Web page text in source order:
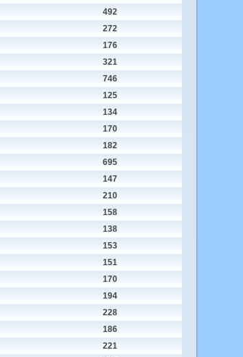
492
272
176
321
746
125
134
170
182
695
147
210
158
138
153
151
170
194
228
186
221